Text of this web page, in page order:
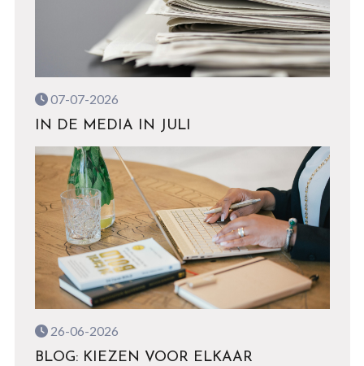
07-07-2026
IN DE MEDIA IN JULI
26-06-2026
BLOG: KIEZEN VOOR ELKAAR